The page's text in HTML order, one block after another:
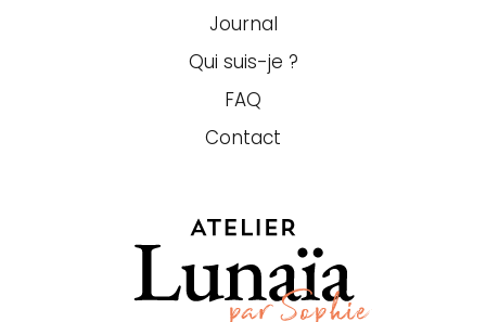
Journal
Qui suis-je ?
FAQ
Contact